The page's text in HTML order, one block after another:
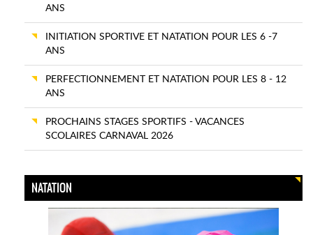
ANS
INITIATION SPORTIVE ET NATATION POUR LES 6 -7
ANS
PERFECTIONNEMENT ET NATATION POUR LES 8 - 12
ANS
PROCHAINS STAGES SPORTIFS - VACANCES
SCOLAIRES CARNAVAL 2026
NATATION